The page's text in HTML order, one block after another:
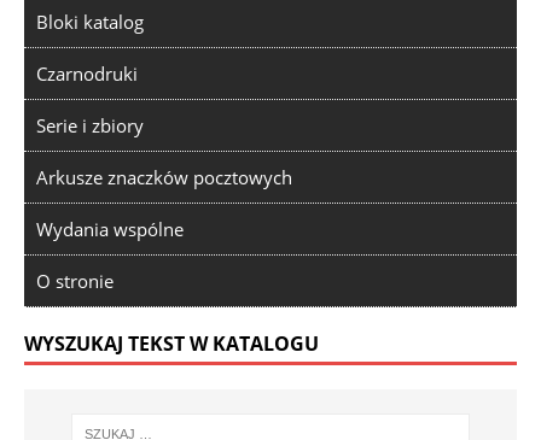
Bloki katalog
Czarnodruki
Serie i zbiory
Arkusze znaczków pocztowych
Wydania wspólne
O stronie
WYSZUKAJ TEKST W KATALOGU